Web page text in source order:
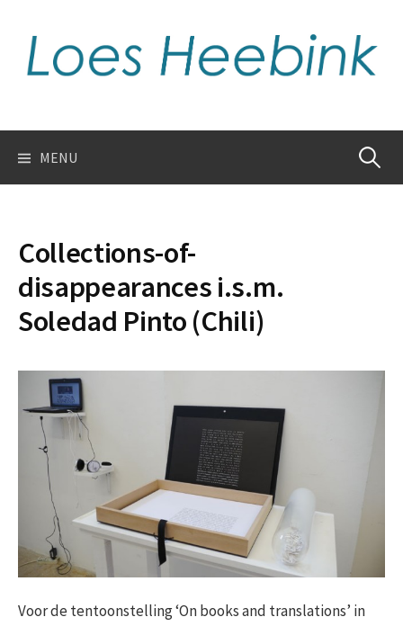
content
MENU Zoeken
Collections-of-
disappearances i.s.m.
Soledad Pinto (Chili)
Voor de tentoonstelling ‘On books and translations’ in